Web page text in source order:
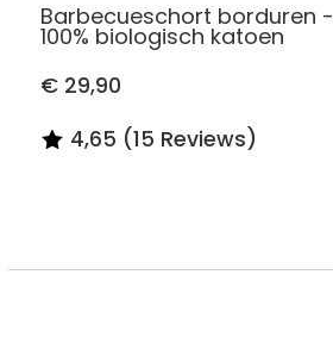
Barbecueschort borduren -
100% biologisch katoen
€ 29,90
4,65 (15 Reviews)